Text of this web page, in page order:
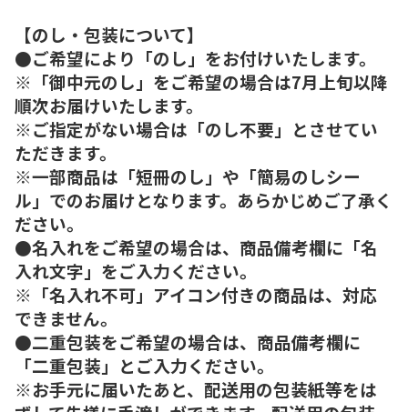
【のし・包装について】
●ご希望により「のし」をお付けいたします。
※「御中元のし」をご希望の場合は7月上旬以降
順次お届けいたします。
※ご指定がない場合は「のし不要」とさせてい
ただきます。
※一部商品は「短冊のし」や「簡易のしシー
ル」でのお届けとなります。あらかじめご了承く
ださい。
●名入れをご希望の場合は、商品備考欄に「名
入れ文字」をご入力ください。
※「名入れ不可」アイコン付きの商品は、対応
できません。
●二重包装をご希望の場合は、商品備考欄に
「二重包装」とご入力ください。
※お手元に届いたあと、配送用の包装紙等をは